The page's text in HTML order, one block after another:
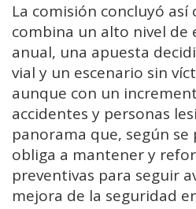
La comisión concluyó así
combina un alto nivel de
anual, una apuesta
vial y un escenario sin
aunque con un
accidentes y personas
panorama que, según
obliga a mantener y
preventivas para seguir
mejora de la seguridad